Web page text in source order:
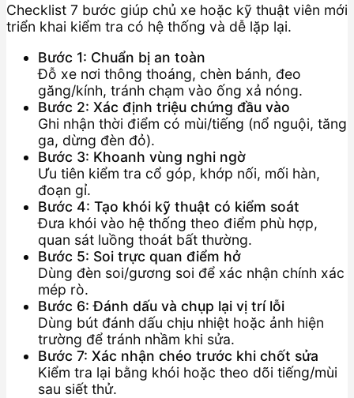
Checklist 7 bước giúp chủ xe hoặc kỹ thuật viên mới
triển khai kiểm tra có hệ thống và dễ lặp lại.
Bước 1: Chuẩn bị an toàn
Đỗ xe nơi thông thoáng, chèn bánh, đeo
găng/kính, tránh chạm vào ống xả nóng.
Bước 2: Xác định triệu chứng đầu vào
Ghi nhận thời điểm có mùi/tiếng (nổ nguội, tăng
ga, dừng đèn đỏ).
Bước 3: Khoanh vùng nghi ngờ
Ưu tiên kiểm tra cổ góp, khớp nối, mối hàn,
đoạn gỉ.
Bước 4: Tạo khói kỹ thuật có kiểm soát
Đưa khói vào hệ thống theo điểm phù hợp,
quan sát luồng thoát bất thường.
Bước 5: Soi trực quan điểm hở
Dùng đèn soi/gương soi để xác nhận chính xác
mép rò.
Bước 6: Đánh dấu và chụp lại vị trí lỗi
Dùng bút đánh dấu chịu nhiệt hoặc ảnh hiện
trường để tránh nhầm khi sửa.
Bước 7: Xác nhận chéo trước khi chốt sửa
Kiểm tra lại bằng khói hoặc theo dõi tiếng/mùi
sau siết thử.